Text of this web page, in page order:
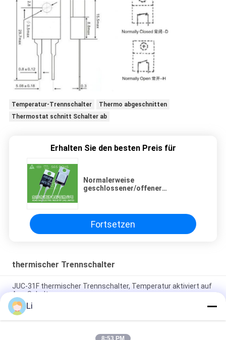
Temperatur-Trennschalter
Thermo abgeschnitten
Thermostat schnitt Schalter ab
Erhalten Sie den besten Preis für
Normalerweise
geschlossener/offener
Ausschalter
Fortsetzen
thermischer Trennschalter
JUC-31F thermischer Trennschalter, Temperatur aktiviert auf
Aus-Schalter
Selbst- thermische Sicherung/Temperatur-Trennschalter für
wieder aufladbare Geräte
Li
8:53 PM